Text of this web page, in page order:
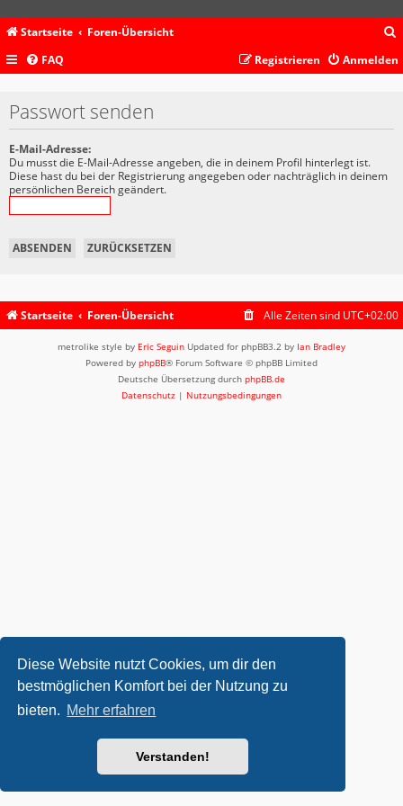
Diese Website nutzt Cookies, um dir den
bestmöglichen Komfort bei der Nutzung zu
bieten. Mehr erfahren
Verstanden!
Startseite Foren-Übersicht
c
FAQ Anmelden
Registrieren
Passwort senden
E-Mail-Adresse:
Du musst die E-Mail-Adresse angeben, die in deinem Profil hinterlegt ist.
Diese hast du bei der Registrierung angegeben oder nachträglich in deinem
persönlichen Bereich geändert.
Startseite Foren-Übersicht Alle Zeiten sind UTC+02:00
metrolike style by Eric Seguin Updated for phpBB3.2 by Ian Bradley
Powered by phpBB® Forum Software © phpBB Limited
Deutsche Übersetzung durch phpBB.de
Datenschutz | Nutzungsbedingungen